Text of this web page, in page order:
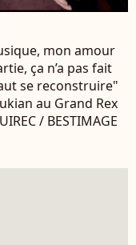
mon amour
ça n’a pas fait
se reconstruire"
au Grand Rex
/ BESTIMAGE